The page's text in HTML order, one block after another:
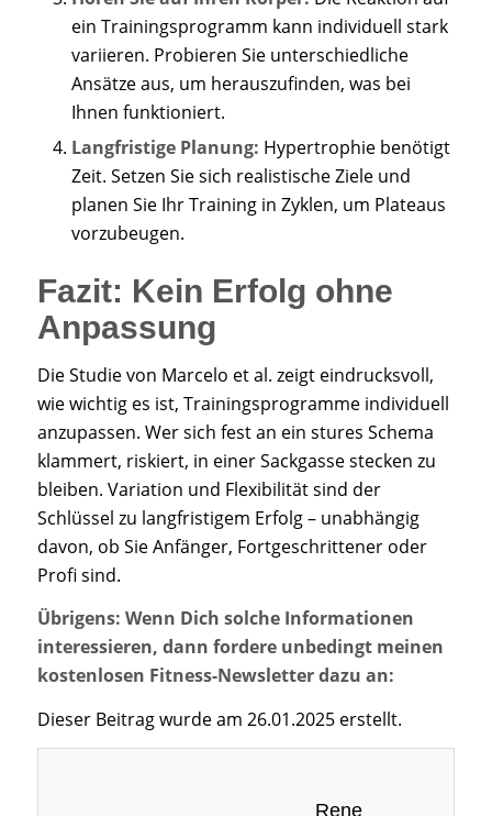
ein Trainingsprogramm kann individuell stark
variieren. Probieren Sie unterschiedliche
Ansätze aus, um herauszufinden, was bei
Ihnen funktioniert.
Langfristige Planung: Hypertrophie benötigt
Zeit. Setzen Sie sich realistische Ziele und
planen Sie Ihr Training in Zyklen, um Plateaus
vorzubeugen.
Fazit: Kein Erfolg ohne
Anpassung
Die Studie von Marcelo et al. zeigt eindrucksvoll,
wie wichtig es ist, Trainingsprogramme individuell
anzupassen. Wer sich fest an ein stures Schema
klammert, riskiert, in einer Sackgasse stecken zu
bleiben. Variation und Flexibilität sind der
Schlüssel zu langfristigem Erfolg – unabhängig
davon, ob Sie Anfänger, Fortgeschrittener oder
Profi sind.
Übrigens: Wenn Dich solche Informationen
interessieren, dann fordere unbedingt meinen
kostenlosen Fitness-Newsletter dazu an:
Dieser Beitrag wurde am 26.01.2025 erstellt.
Rene